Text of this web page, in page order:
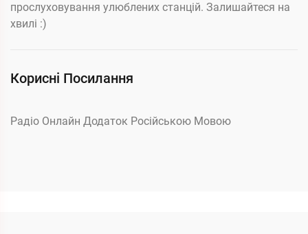
прослуховування улюблених станцій. Залишайтеся на
хвилі :)
Корисні Посилання
Радіо Онлайн Додаток Російською Мовою